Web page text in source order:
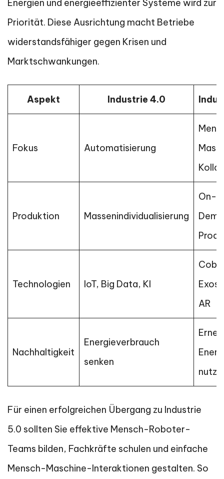
Energien und energieeffizienter Systeme wird zur
Priorität. Diese Ausrichtung macht Betriebe
widerstandsfähiger gegen Krisen und
Marktschwankungen.
Aspekt Industrie 4.0
Fokus Automatisierung
Produktion Massenindividualisierung
On-
Technologien IoT, Big Data, KI
AR
Nachhaltigkeit
Energieverbrauch
senken
Für einen erfolgreichen Übergang zu Industrie
5.0 sollten Sie effektive Mensch-Roboter-
Teams bilden, Fachkräfte schulen und einfache
Mensch-Maschine-Interaktionen gestalten. So